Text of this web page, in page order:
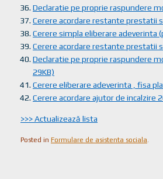
Declaratie pe proprie raspundere
Cerere acordare restante prestatii
Cerere simpla eliberare adeverinta
Cerere acordare restante prestatii
Declaratie pe proprie raspundere
29KB)
Cerere eliberare adeverinta , fisa
Cerere acordare ajutor de incalzire
>>> Actualizează lista
Posted in Formulare de asistenta sociala